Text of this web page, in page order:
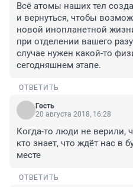
Всё атомы наших тел
и вернуться, чтобы
новой инопланетной
при отделении вашего
случае нужен какой-то
сегодняшнем этапе.
ОТВЕТИТЬ
Гость
20 августа 2018, 16:28
Когда-то люди не верили,
кто знает, что ждёт нас в
месте
ОТВЕТИТЬ